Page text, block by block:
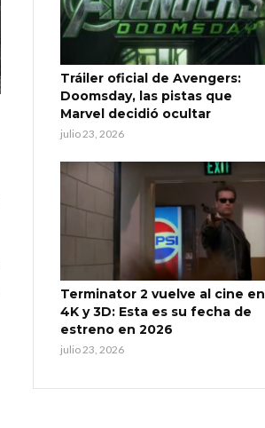
Tráiler oficial de Avengers:
Doomsday, las pistas que
Marvel decidió ocultar
julio 23, 2026
Terminator 2 vuelve al cine en
4K y 3D: Esta es su fecha de
estreno en 2026
julio 23, 2026